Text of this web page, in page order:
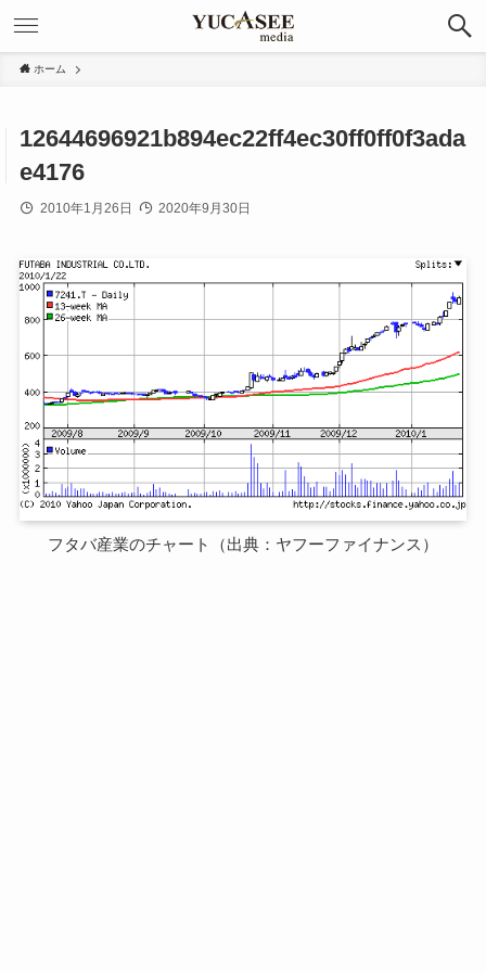
ホーム
12644696921b894ec22ff4ec30ff0ff0f3ada
e4176
2010年1月26日 2020年9月30日
フタバ産業のチャート（出典：ヤフーファイナンス）